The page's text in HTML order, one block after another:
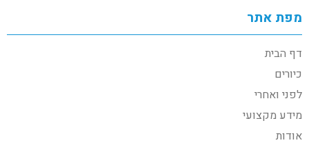
מפת אתר
דף הבית
כיורים
לפני ואחרי
מידע מקצועי
אודות